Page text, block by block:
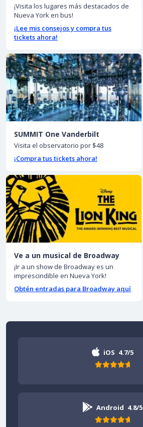
¡Visita los lugares más destacados de
Nueva York en bus!
¡Lee mis consejos y compra tus
tickets ahora!
SUMMIT One Vanderbilt
Visita el observatorio por $48
¡Compra tus tickets ahora!
Ve a un musical de Broadway
¡Ir a un show de Broadway es un
imprescindible en Nueva York!
Obtén entradas para Broadway aquí
iOS 4.7/5
Android 4.8/5